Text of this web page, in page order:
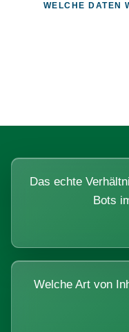
WELCHE DATEN
Das echte
Bots
Welche Art von